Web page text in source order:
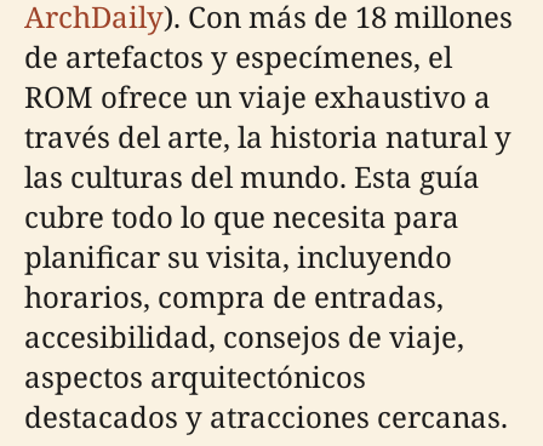
ArchDaily). Con más de 18 millones
de artefactos y especímenes, el
ROM ofrece un viaje exhaustivo a
través del arte, la historia natural y
las culturas del mundo. Esta guía
cubre todo lo que necesita para
planificar su visita, incluyendo
horarios, compra de entradas,
accesibilidad, consejos de viaje,
aspectos arquitectónicos
destacados y atracciones cercanas.